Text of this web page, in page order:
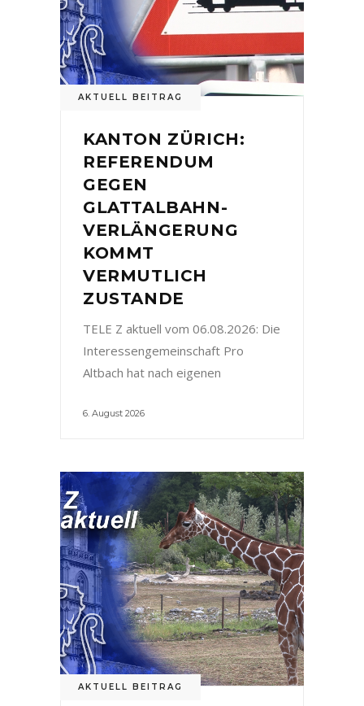
AKTUELL BEITRAG
KANTON ZÜRICH:
REFERENDUM
GEGEN
GLATTALBAHN-
VERLÄNGERUNG
KOMMT
VERMUTLICH
ZUSTANDE
TELE Z aktuell vom 06.08.2026: Die
Interessengemeinschaft Pro
Altbach hat nach eigenen
6. August 2026
AKTUELL BEITRAG